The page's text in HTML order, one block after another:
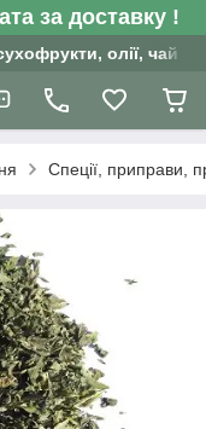
за доставку !
олії, чай ,
Спеції, приправи,